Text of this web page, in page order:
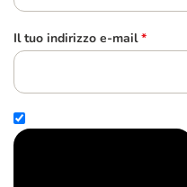
Il tuo indirizzo e-mail *